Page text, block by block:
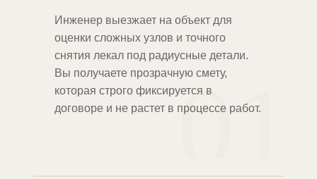
01
Инженер выезжает на объект для
оценки сложных узлов и точного
снятия лекал под радиусные детали.
Вы получаете прозрачную смету,
которая строго фиксируется в
договоре и не растет в процессе работ.